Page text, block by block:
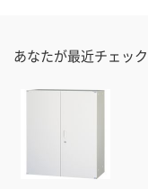
あなたが最近チェッ